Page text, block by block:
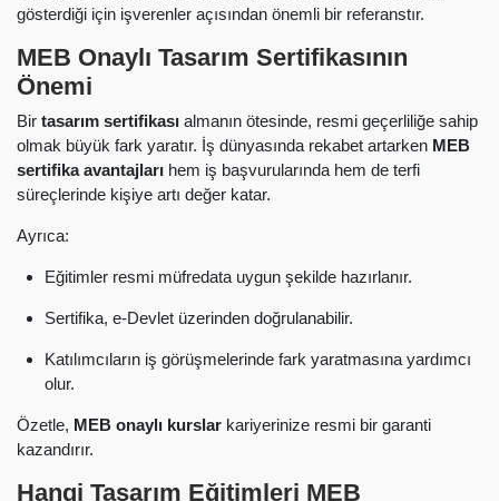
gösterdiği için işverenler açısından önemli bir referanstır.
MEB Onaylı Tasarım Sertifikasının
Önemi
Bir tasarım sertifikası almanın ötesinde, resmi geçerliliğe sahip
olmak büyük fark yaratır. İş dünyasında rekabet artarken MEB
sertifika avantajları hem iş başvurularında hem de terfi
süreçlerinde kişiye artı değer katar.
Ayrıca:
Eğitimler resmi müfredata uygun şekilde hazırlanır.
Sertifika, e-Devlet üzerinden doğrulanabilir.
Katılımcıların iş görüşmelerinde fark yaratmasına yardımcı
olur.
Özetle, MEB onaylı kurslar kariyerinize resmi bir garanti
kazandırır.
Hangi Tasarım Eğitimleri MEB